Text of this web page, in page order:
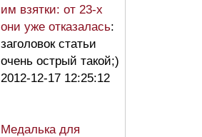
им взятки: от 23-х
они уже отказалась:
заголовок статьи
очень острый такой;)
2012-12-17 12:25:12
Медалька для